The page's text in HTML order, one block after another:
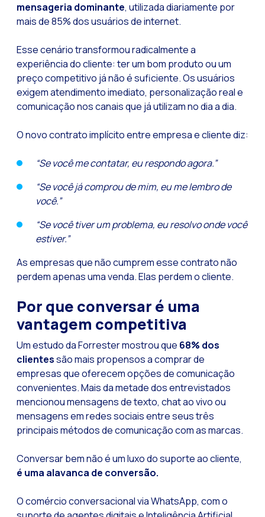
Bots, IA e
Seasonalities:
Mobilidade
Expandindo os
Rastreabilidade
Tornar os fluxos
Pesquisa de
Recapitulando a
OneCommerce,
Somos Business
Você conhece o
Aumentando a
Validação
mensageria dominante, utilizada diariamente por
mais de 85% dos usuários de internet.
Esse cenário transformou radicalmente a
experiência do cliente: ter um bom produto ou um
preço competitivo já não é suficiente. Os usuários
exigem atendimento imediato, personalização real e
comunicação nos canais que já utilizam no dia a dia.
O novo contrato implícito entre empresa e cliente diz:
“Se você me contatar, eu respondo agora.”
“Se você já comprou de mim, eu me lembro de
você.”
“Se você tiver um problema, eu resolvo onde você
estiver.”
As empresas que não cumprem esse contrato não
perdem apenas uma venda. Elas perdem o cliente.
Por que conversar é uma
vantagem competitiva
Um estudo da Forrester mostrou que 68% dos
clientessão mais propensos a comprar de
empresas que oferecem opções de comunicação
convenientes. Mais da metade dos entrevistados
mencionou mensagens de texto, chat ao vivo ou
mensagens em redes sociais entre seus três
principais métodos de comunicação com as marcas.
Conversar bem não é um luxo do suporte ao cliente,
é uma alavanca de conversão.
O comércio conversacional via WhatsApp, com o